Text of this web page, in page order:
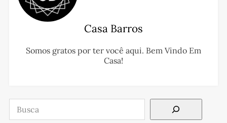
Casa Barros
Somos gratos por ter você aqui. Bem Vindo Em
Casa!
Pesquisar